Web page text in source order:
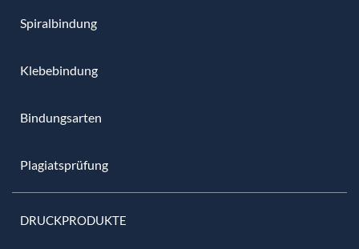
Spiralbindung
Klebebindung
Bindungsarten
Plagiatsprüfung
DRUCKPRODUKTE